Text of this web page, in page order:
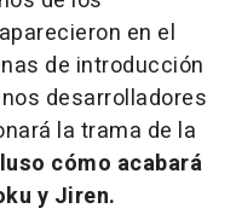
en el
de introducción
desarrolladores
la trama de la
cómo acabará
y Jiren.